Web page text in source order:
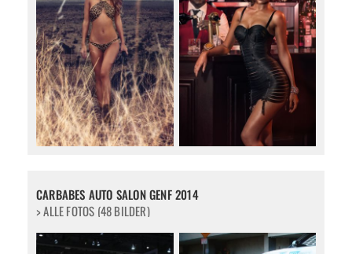
CARBABES AUTO SALON GENF 2014
> ALLE FOTOS (48 BILDER)